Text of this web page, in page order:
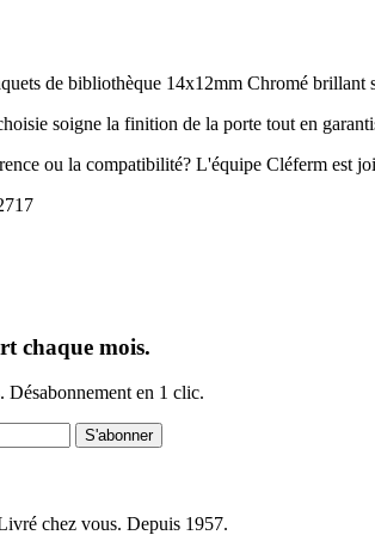
de bibliothèque 14x12mm Chromé brillant
soigne la finition de la porte tout en
ou la compatibilité? L'équipe Cléferm est
chaque mois.
Désabonnement en 1 clic.
S'abonner
chez vous. Depuis 1957.